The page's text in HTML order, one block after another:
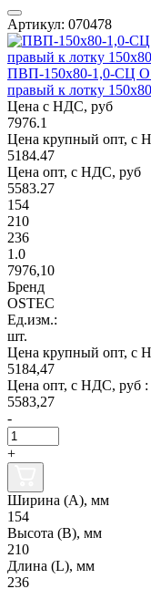
Артикул: 070478
ПВП-150х80-1,0-СЦ
правый к лотку
Цена с НДС, руб
7976.1
Цена крупный опт, с
5184.47
Цена опт, с НДС, руб
5583.27
154
210
236
1.0
7976,10
Бренд
OSTEC
Ед.изм.:
шт.
Цена крупный опт, с
5184,47
Цена опт, с НДС, руб :
5583,27
-
+
Ширина (А), мм
154
Высота (В), мм
210
Длина (L), мм
236